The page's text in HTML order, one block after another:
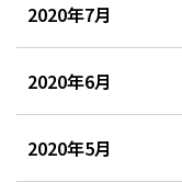
2020年7月
2020年6月
2020年5月